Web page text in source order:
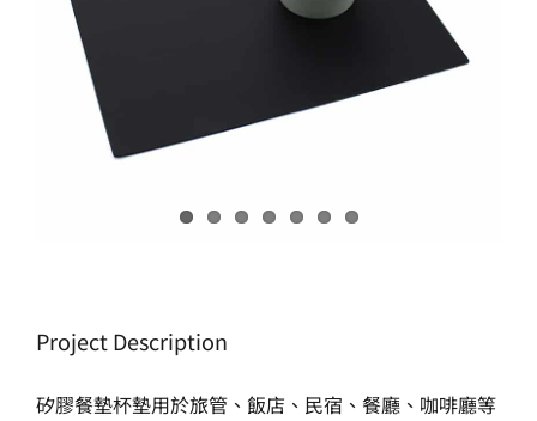
選購指南
公司介紹
Project Description
矽膠餐墊杯墊用於旅管、飯店、民宿、餐廳、咖啡廳等